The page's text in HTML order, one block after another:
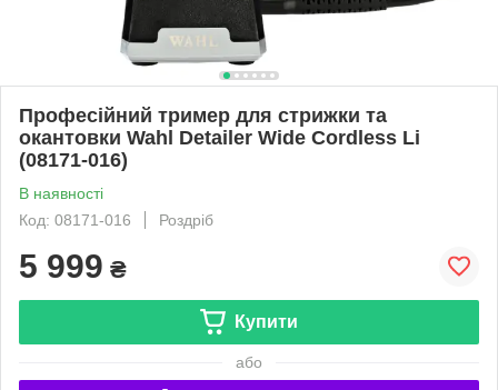
Професійний тример для стрижки та
окантовки Wahl Detailer Wide Cordless Li
(08171-016)
В наявності
Код: 08171-016
Роздріб
5 999 ₴
Купити
або